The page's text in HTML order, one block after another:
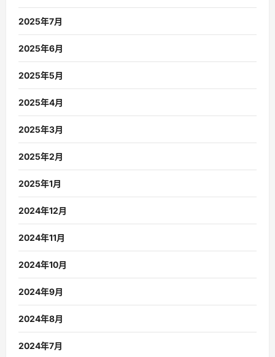
2025年7月
2025年6月
2025年5月
2025年4月
2025年3月
2025年2月
2025年1月
2024年12月
2024年11月
2024年10月
2024年9月
2024年8月
2024年7月